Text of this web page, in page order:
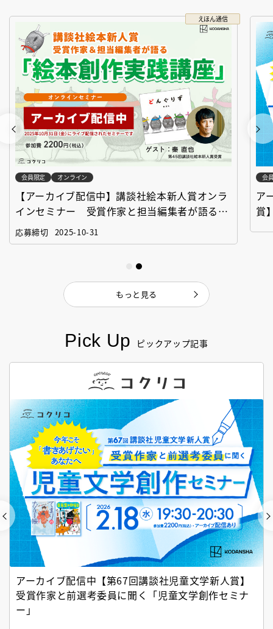
Pick Up ピックアップ記事
アーカイブ配信中【第67回講談社児童文学新人賞】
受賞作家と前選考委員に聞く「児童文学創作セミナ
ー」
えほん通信
会員限定 オンライン
【アーカイブ配信中】講談社絵本新人賞オンラ
インセミナー 受賞作家と担当編集者が語る
「絵本創作実践講座」
応募締切 2025-10-31
会
ア
賞
もっと見る